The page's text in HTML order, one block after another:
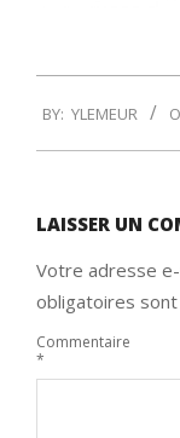
04-
28
BY: YLEMEUR
LAISSER UN
Votre adresse
obligatoires
Commentaire
*